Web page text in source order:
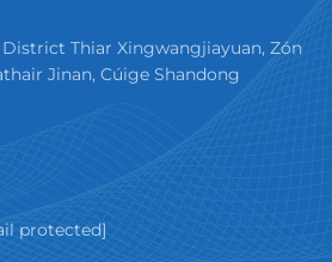
Thiar Xingwangjiayuan, Zón
Jinan, Cúige Shandong
protected]